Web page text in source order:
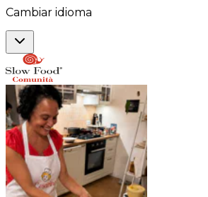
Cambiar idioma